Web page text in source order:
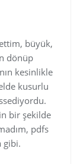
büyük,
dönüp
kesinlikle
kusurlu
bir şekilde
pdfs
gibi.